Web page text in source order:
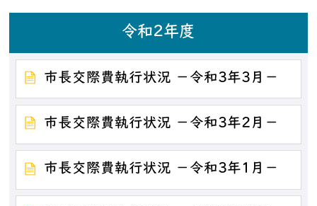
令和2年度
市長交際費執行状況 －令和3年3月－
市長交際費執行状況 －令和3年2月－
市長交際費執行状況 －令和3年1月－